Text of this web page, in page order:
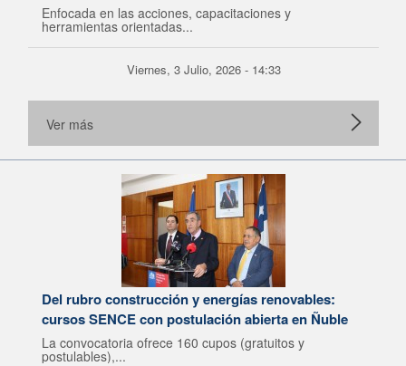
Enfocada en las acciones, capacitaciones y
herramientas orientadas...
Viernes, 3 Julio, 2026 - 14:33
Ver más
Del rubro construcción y energías renovables:
cursos SENCE con postulación abierta en Ñuble
La convocatoria ofrece 160 cupos (gratuitos y
postulables),...